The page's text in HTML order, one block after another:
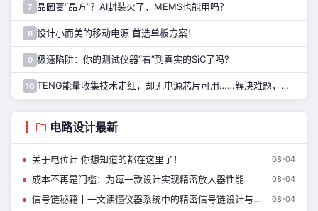
7 晶圆变“晶方”？AI封装火了，MEMS也能用吗？
8 设计小而美的移动电源 首选单板方案！
9 极速陷阱：你的测试仪器“看”到真实的SiC了吗?
10 TENG能量收集技术走红，却无电源芯片可用……解决难题，只需一招！
电路设计最新
关于电位计 你想知道的都在这里了！ 08-04
成本不再是门槛：为每一款设计实现精密放大器性能 08-04
信号链秘籍丨一文读懂仪器系统中的精密信号链设计与器件选型指南 08-04